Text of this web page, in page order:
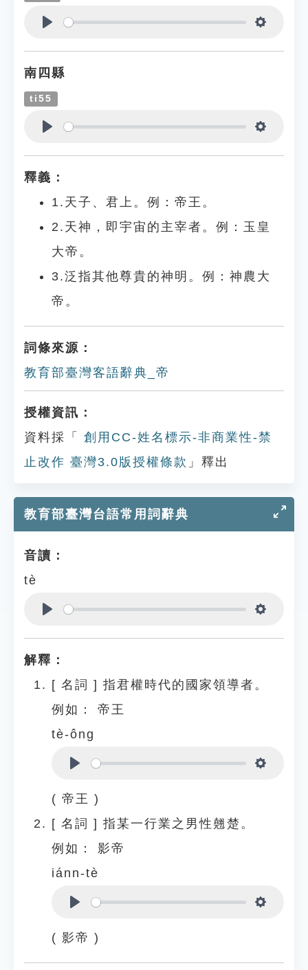
南四縣
ti55
釋義：
1.天子、君上。例：帝王。
2.天神，即宇宙的主宰者。例：玉皇
大帝。
3.泛指其他尊貴的神明。例：神農大
帝。
詞條來源：
教育部臺灣客語辭典_帝
授權資訊：
資料採「
創用CC-姓名標示-非商業性-禁
止改作 臺灣3.0版授權條款 」釋出
教育部臺灣台語常用詞辭典
音讀：
tè
解釋：
[ 名詞 ] 指君權時代的國家領導者。
例如：
帝王
tè-ông
( 帝王 )
[ 名詞 ] 指某一行業之男性翹楚。
例如：
影帝
iánn-tè
( 影帝 )